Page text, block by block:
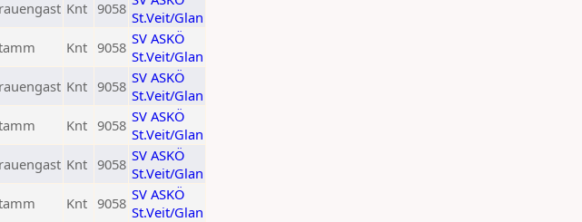
Knt 9058 St.Veit/Glan
Knt 9058 SV ASKÖ
St.Veit/Glan
Knt 9058 SV ASKÖ
St.Veit/Glan
Knt 9058 SV ASKÖ
St.Veit/Glan
Knt 9058 SV ASKÖ
St.Veit/Glan
Knt 9058 SV ASKÖ
St.Veit/Glan